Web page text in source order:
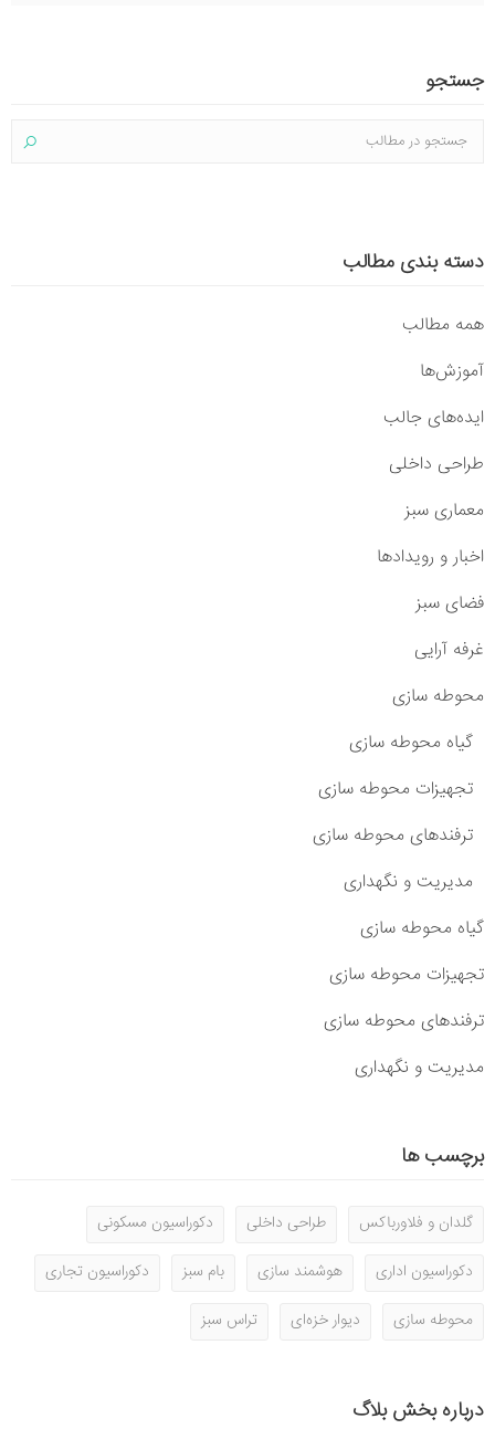
جستجو
دسته بندی مطالب
همه مطالب
آموزش‌ها
ایده‌های جالب
طراحی داخلی
معماری سبز
اخبار و رویدادها
فضای سبز
غرفه آرایی
محوطه سازی
گیاه محوطه سازی
تجهیزات محوطه سازی
ترفندهای محوطه سازی
مدیریت و نگهداری
گیاه محوطه سازی
تجهیزات محوطه سازی
ترفندهای محوطه سازی
مدیریت و نگهداری
برچسب ها
گلدان و فلاورباکس طراحی داخلی
دکوراسیون مسکونی
دکوراسیون اداری
هوشمند سازی بام سبز
دکوراسیون تجاری
محوطه سازی
دیوار خزه‌ای تراس سبز
درباره بخش بلاگ